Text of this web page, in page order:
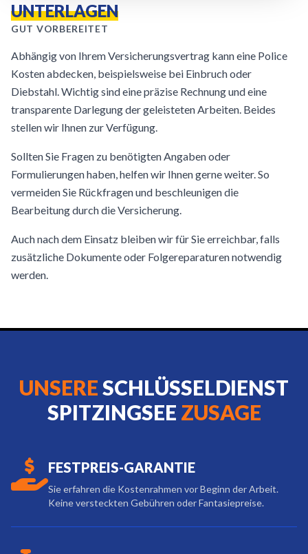
UNTERLAGEN
GUT VORBEREITET
Abhängig von Ihrem Versicherungsvertrag kann eine Police
Kosten abdecken, beispielsweise bei Einbruch oder
Diebstahl. Wichtig sind eine präzise Rechnung und eine
transparente Darlegung der geleisteten Arbeiten. Beides
stellen wir Ihnen zur Verfügung.
Sollten Sie Fragen zu benötigten Angaben oder
Formulierungen haben, helfen wir Ihnen gerne weiter. So
vermeiden Sie Rückfragen und beschleunigen die
Bearbeitung durch die Versicherung.
Auch nach dem Einsatz bleiben wir für Sie erreichbar, falls
zusätzliche Dokumente oder Folgereparaturen notwendig
werden.
UNSERESCHLÜSSELDIENST
SPITZINGSEE ZUSAGE
FESTPREIS-GARANTIE
Sie erfahren die Kostenrahmen vor Beginn der Arbeit.
Keine versteckten Gebühren oder Fantasiepreise.